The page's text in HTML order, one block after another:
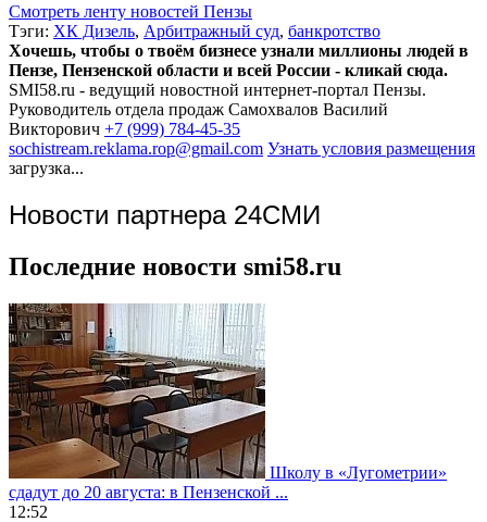
Смотреть ленту новостей Пензы
Тэги: ХК Дизель, Арбитражный суд, банкротство
Хочешь, чтобы о твоём бизнесе узнали миллионы людей в
Пензе, Пензенской области и всей России - кликай сюда.
SMI58.ru - ведущий новостной интернет-портал Пензы.
Руководитель отдела продаж Самохвалов Василий
Викторович +7 (999) 784-45-35
sochistream.reklama.rop@gmail.com Узнать условия размещения
загрузка...
Новости партнера 24СМИ
Последние новости smi58.ru
Школу в «Лугометрии»
сдадут до 20 августа: в Пензенской ...
12:52